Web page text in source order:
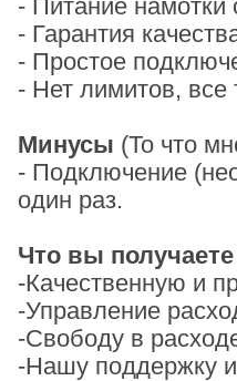
- Питание намотки
- Гарантия
- Простое
- Нет лимитов,
Минусы (То что
- Подключение
один раз.
Что вы
-Качественную и
-Управление
-Свободу в
-Нашу поддержку